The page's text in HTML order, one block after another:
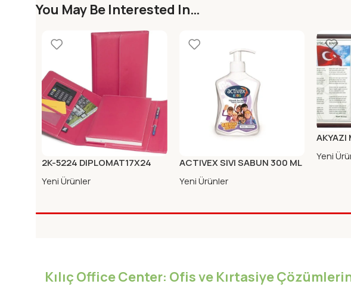
You May Be Interested In…
2K-5224 DIPLOMAT17X24
MIKNA.KAB.ORG.KARE FUSYA
Yeni Ürünler
ACTIVEX SIVI SABUN 300 ML
Yeni Ürünler
AKYAZI
Yeni
Kılıç Office Center: Ofis ve Kırtasiye